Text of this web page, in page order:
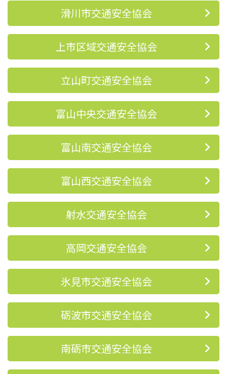
滑川市交通安全協会
上市区域交通安全協会
立山町交通安全協会
富山中央交通安全協会
富山南交通安全協会
富山西交通安全協会
射水交通安全協会
高岡交通安全協会
氷見市交通安全協会
砺波市交通安全協会
南砺市交通安全協会